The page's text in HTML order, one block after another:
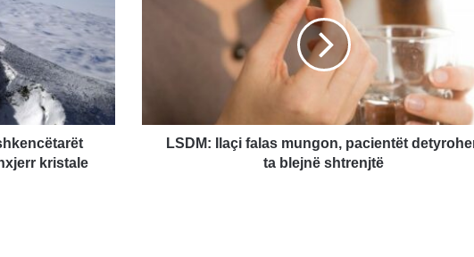
kristale
shtrenjtë
LSDM: Ilaçi falas mungon, pacientët
ta blejnë shtrenjtë